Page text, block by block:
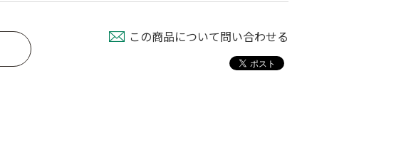
外ジョイント
この商品について問い合わせる